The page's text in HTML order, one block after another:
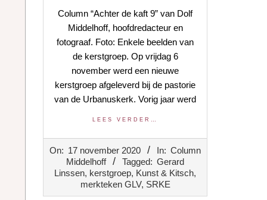
Column “Achter de kaft 9” van Dolf
Middelhoff, hoofdredacteur en
fotograaf. Foto: Enkele beelden van
de kerstgroep. Op vrijdag 6
november werd een nieuwe
kerstgroep afgeleverd bij de pastorie
van de Urbanuskerk. Vorig jaar werd
LEES VERDER…
11-
On: 17 november 2020 In: Column
Middelhoff
Tagged: Gerard
Linssen, kerstgroep, Kunst & Kitsch,
merkteken GLV, SRKE